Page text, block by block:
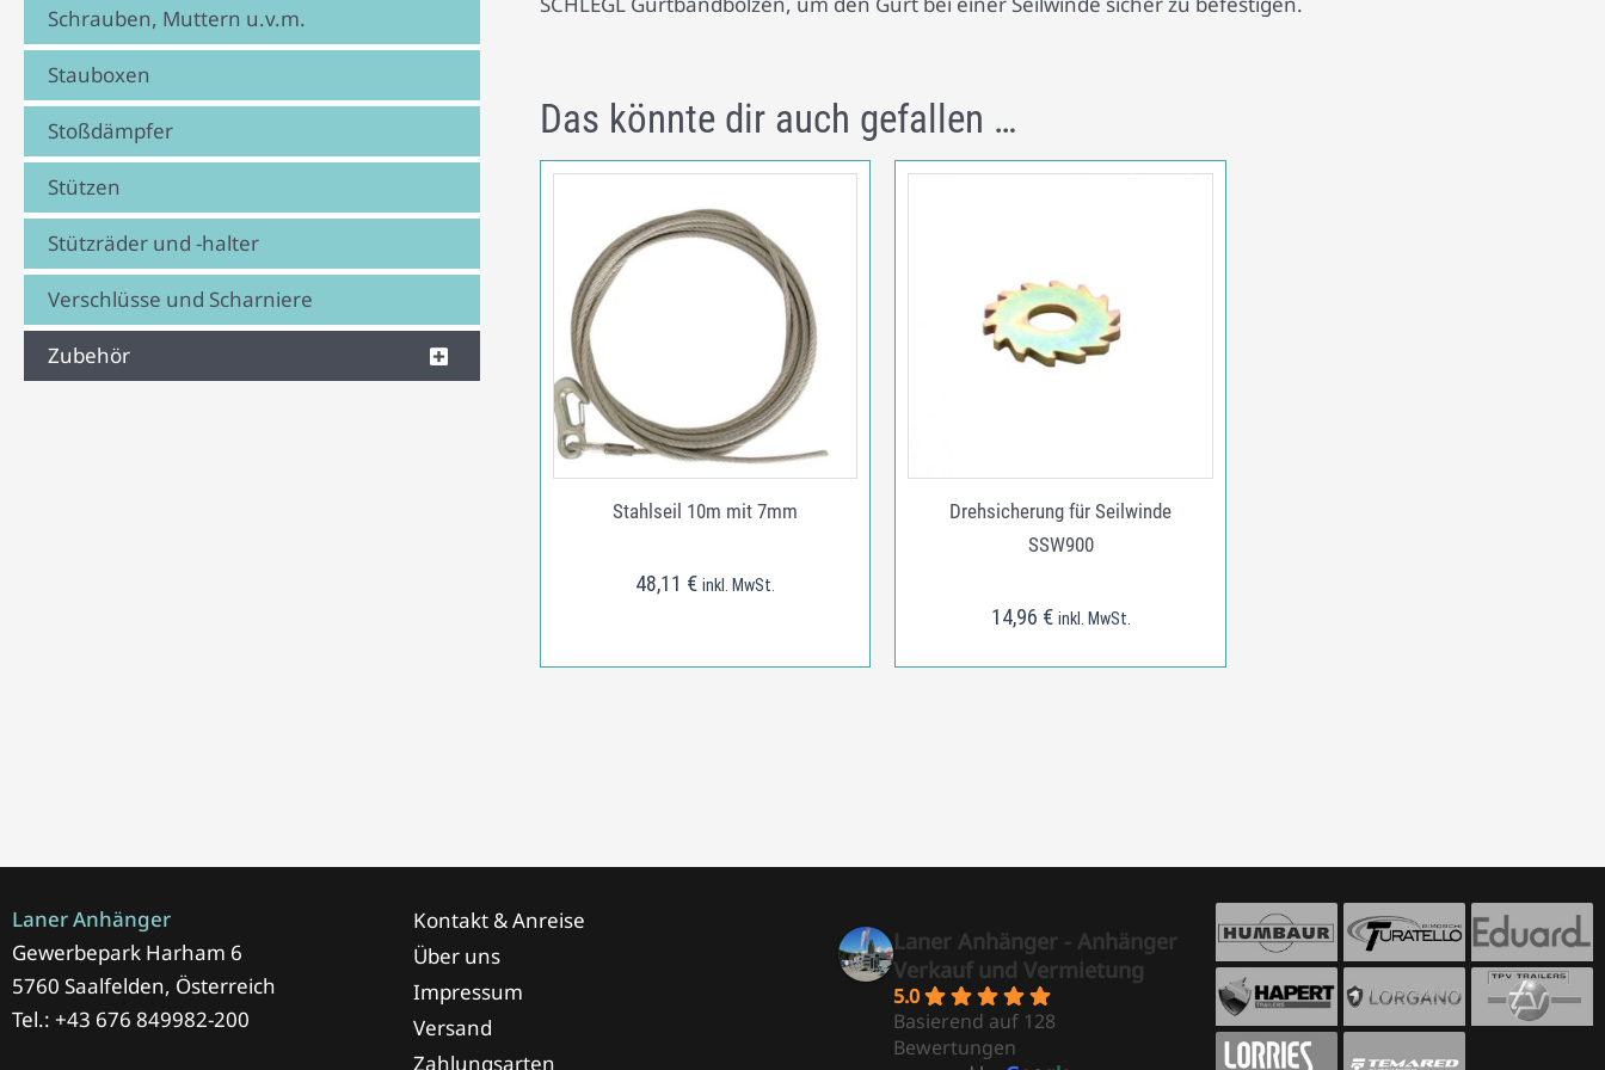
Schrauben, Muttern u.v.m.
Stauboxen
Stoßdämpfer
Stützen
Stützräder und -halter
Verschlüsse und Scharniere
Zubehör
Das könnte dir auch gefallen …
Stahlseil 10m mit 7mm
48,11 € inkl. MwSt.
Drehsicherung für Seilwinde
SSW900
14,96 € inkl. MwSt.
Laner Anhänger
Gewerbepark Harham 6
5760 Saalfelden, Österreich
Tel.: +43 676 849982-200
Kontakt & Anreise
Über uns
Impressum
Versand
Zahlungsarten
Laner Anhänger - Anhänger
Verkauf und Vermietung
5.0
Basierend auf 128
Bewertungen